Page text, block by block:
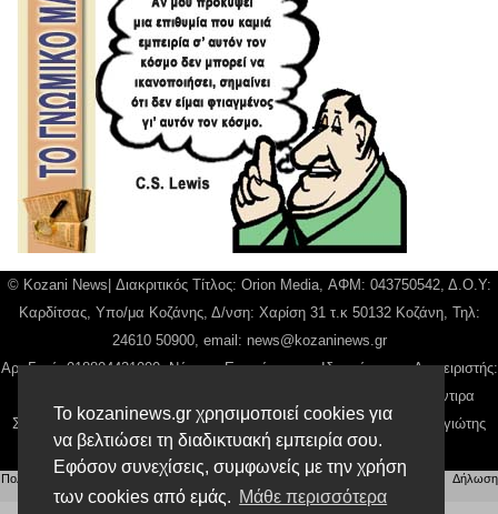
Το kozaninews.gr χρησιμοποιεί cookies για
να βελτιώσει τη διαδικτυακή εμπειρία σου.
Εφόσον συνεχίσεις, συμφωνείς με την χρήση
των cookies από εμάς. Μάθε περισσότερα
© Kozani News| Διακριτικός Τίτλος: Orion Media, ΑΦΜ: 043750542, Δ.Ο.Υ:
Καρδίτσας, Υπο/μα Κοζάνης, Δ/νση: Χαρίση 31 τ.κ 50132 Κοζάνη, Τηλ:
24610 50900, email: news@kozaninews.gr
Αρ. Γεμή: 018804431000, Νόμιμος Εκπρόσωπος, Ιδιοκτήτης και Διαχειριστής:
Παναγιώτης Φιλίππου, Διευθύντρια: Γιαννουσά Βασιλική, Διευθύντιρα
Σύνταξης: Μπαλαμπάνη Βασιλική. Δικαιούχος domain name Παναγιώτης
Φιλίππου
Πολιτική απορρήτου Αίτηση Διαχείρισης Προσωπικών Δεδομένων |Όροι χρήσης
Δήλωση
Συμμόρφωσης